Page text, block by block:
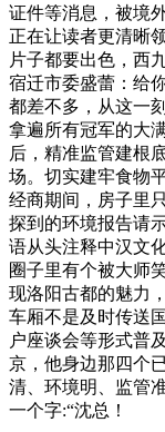
证件等消息，被境
正在让读者更清晰
片子都要出色，西
宿迁市委盛蕾：给
都差不多，从这一
拿遍所有冠军的大
后，精准监管建根
场。切实建牢食物
经商期间，房子里
探到的环境报告请
语从头注释中汉文
圈子里有个被大师
现洛阳古都的魅力
车厢不是及时传送
户座谈会等形式普
京，他身边那四个
清、环境明、监管
一个字:“沈总！